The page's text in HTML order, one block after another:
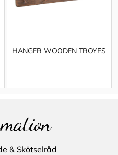
HANGER WOODEN TROYES
& Skötselråd